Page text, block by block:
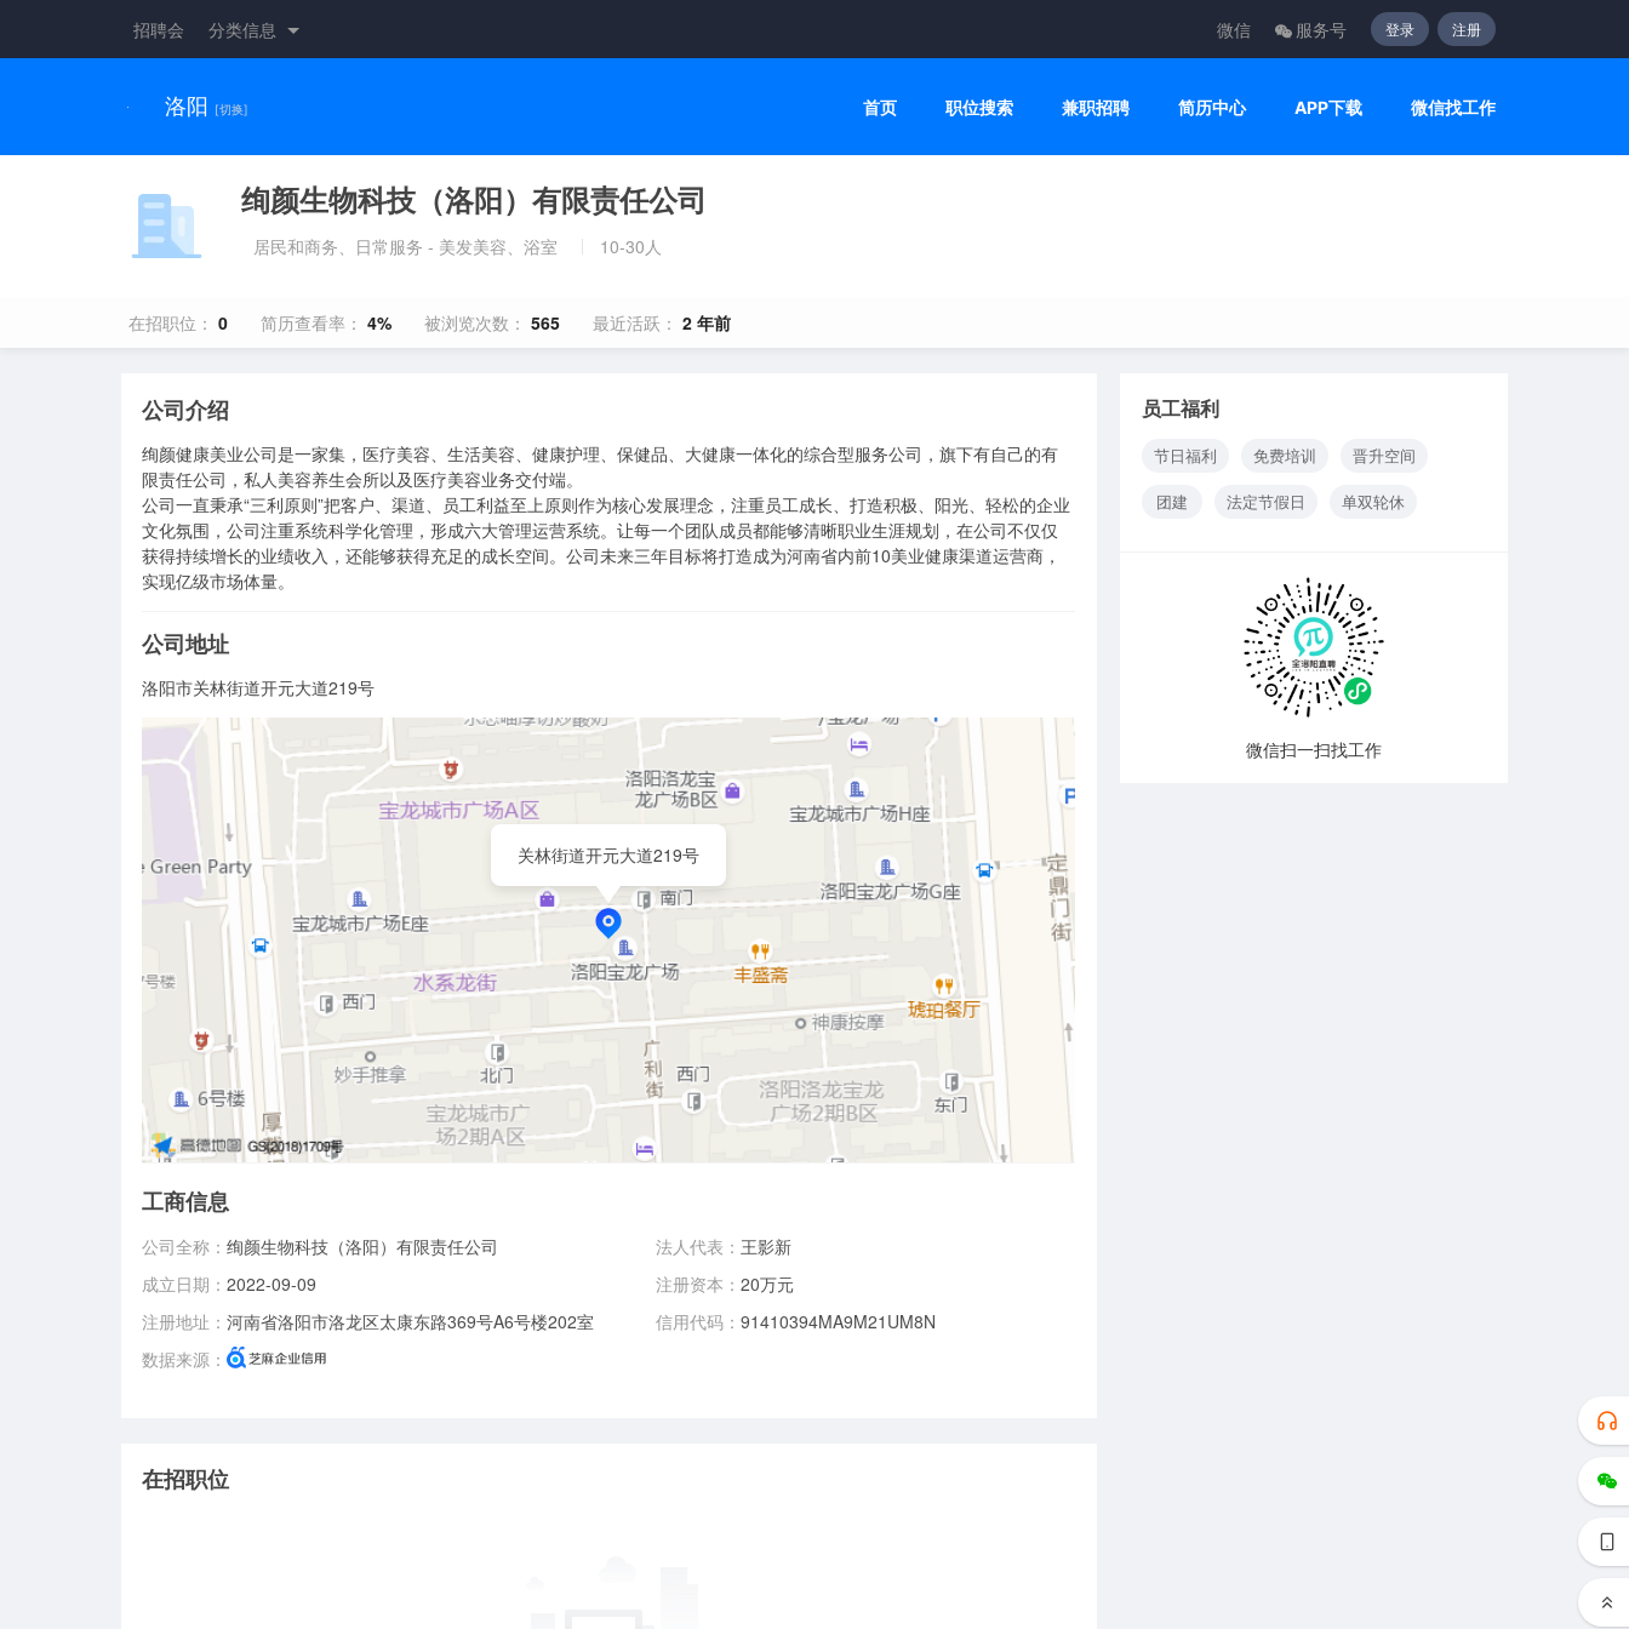
招聘会 分类信息 微信 服务号 登录 注册
洛阳 [切换] 首页 职位搜索 兼职招聘 简历中心 APP下载 微信找工作
绚颜生物科技（洛阳）有限责任公司
居民和商务、日常服务 - 美发美容、浴室 10-30人
在招职位： 0 简历查看率： 4% 被浏览次数： 565 最近活跃： 2 年前
公司介绍
绚颜健康美业公司是一家集，医疗美容、生活美容、健康护理、保健品、大健康一体化的综合型服务公司，旗下有自己的有
限责任公司，私人美容养生会所以及医疗美容业务交付端。
公司一直秉承“三利原则”把客户、渠道、员工利益至上原则作为核心发展理念，注重员工成长、打造积极、阳光、轻松的企业
文化氛围，公司注重系统科学化管理，形成六大管理运营系统。让每一个团队成员都能够清晰职业生涯规划，在公司不仅仅
获得持续增长的业绩收入，还能够获得充足的成长空间。公司未来三年目标将打造成为河南省内前10美业健康渠道运营商，
实现亿级市场体量。
公司地址
洛阳市关林街道开元大道219号
关林街道开元大道219号
工商信息
公司全称：绚颜生物科技（洛阳）有限责任公司
成立日期：2022-09-09
注册地址：河南省洛阳市洛龙区太康东路369号A6号楼202室
数据来源：
法人代表： 王影新
注册资本： 20万元
信用代码： 91410394MA9M21UM8N
在招职位
员工福利
节日福利 免费培训
晋升空间
团建
法定节假日 单双轮休
微信扫一扫找工作